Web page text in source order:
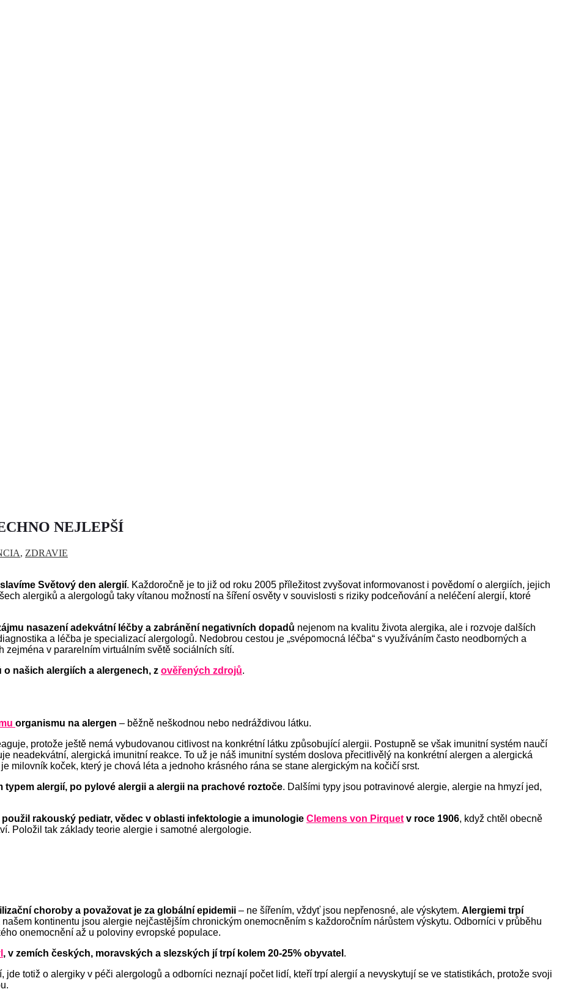
NEJLEPŠÍ
, ZDRAVIE
Světový den alergií. Každoročně je to již od roku 2005 příležitost zvyšovat informovanost i povědomí o alergiích, jejich
alergiků a alergologů taky vítanou možností na šíření osvěty v souvislosti s riziky podceňování a neléčení alergií, ktoré
nasazení adekvátní léčby a zabránění negativních dopadů nejenom na kvalitu života alergika, ale i rozvoje dalších
a léčba je specializací alergologů. Nedobrou cestou je „svépomocná léčba“ s využíváním často neodborných a
zejména v pararelním virtuálním světě sociálních sítí.
našich alergiích a alergenech, z ověřených zdrojů.
organismu na alergen – běžně neškodnou nebo nedráždivou látku.
protože ještě nemá vybudovanou citlivost na konkrétní látku způsobující alergii. Postupně se však imunitní systém naučí
neadekvátní, alergická imunitní reakce. To už je náš imunitní systém doslova přecitlivělý na konkrétní alergen a alergická
milovník koček, který je chová léta a jednoho krásného rána se stane alergickým na kočičí srst.
alergií, po pylové alergii a alergii na prachové roztoče. Dalšími typy jsou potravinové alergie, alergie na hmyzí jed,
rakouský pediatr, vědec v oblasti infektologie a imunologie Clemens von Pirquet v roce 1906, když chtěl obecně
Položil tak základy teorie alergie i samotné alergologie.
choroby a považovat je za globální epidemii – ne šířením, vždyť jsou nepřenosné, ale výskytem. Alergiemi trpí
našem kontinentu jsou alergie nejčastějším chronickým onemocněním s každoročním nárůstem výskytu. Odborníci v průběhu
onemocnění až u poloviny evropské populace.
, v zemích českých, moravských a slezských jí trpí kolem 20-25% obyvatel .
jde totiž o alergiky v péči alergologů a odborníci neznají počet lidí, kteří trpí alergií a nevyskytují se ve statistikách, protože svoji